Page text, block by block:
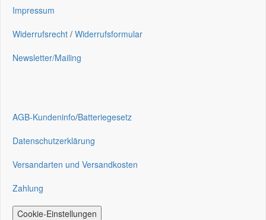
Impressum
Widerrufsrecht / Widerrufsformular
Newsletter/Mailing
AGB-Kundeninfo/Batteriegesetz
Datenschutzerklärung
Versandarten und Versandkosten
Zahlung
Cookie-Einstellungen